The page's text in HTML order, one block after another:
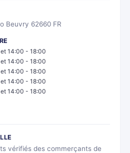
Beuvry 62660 FR
14:00 - 18:00
14:00 - 18:00
14:00 - 18:00
14:00 - 18:00
14:00 - 18:00
vérifiés des commerçants de